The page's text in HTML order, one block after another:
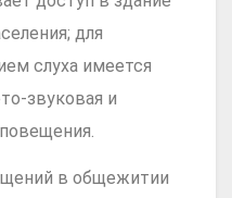
для
слуха имеется
звуковая и
в общежитии